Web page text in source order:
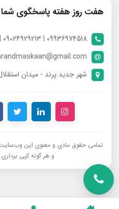
هفت روز هفته پاسخگوی
09936974518 | 09024929213 | 09398370112
شهر جدید پرند - میدان
تمامی حقوق مادی و معنوی این
و هر گونه کپی برداری